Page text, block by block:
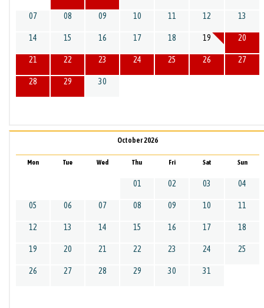
07 08 09 10 11 12 13
14 15 16 17 18 19 20
21 22 23 24 25 26 27
28 29 30
October 2026
Mon Tue Wed Thu Fri Sat Sun
01 02 03 04
05 06 07 08 09 10 11
12 13 14 15 16 17 18
19 20 21 22 23 24 25
26 27 28 29 30 31